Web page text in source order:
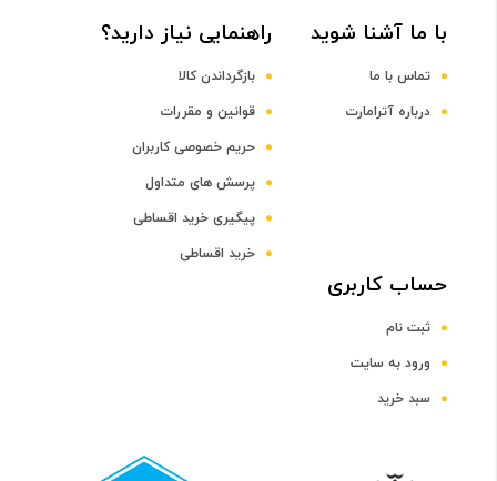
postcards, labels, envelopes
نوع چاپ
سرعت چاپ رنگی
با ما آشنا شوید
تماس با ما
درباره آترامارت
راهنمایی نیاز دارید؟
بازگرداندن کالا
قوانین و مقررات
حریم خصوصی کاربران
پرسش های متداول
پیگیری خرید اقساطی
خرید اقساطی
حساب کاربری
ثبت نام
ورود به سایت
سبد خرید